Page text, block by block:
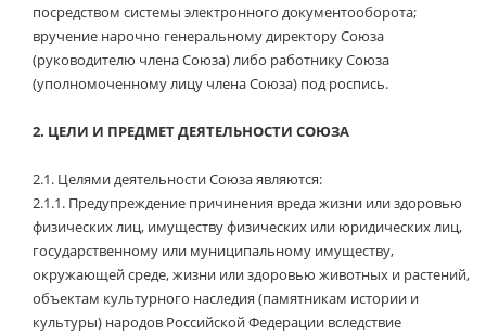
посредством системы электронного документооборота;
вручение нарочно генеральному директору Союза
(руководителю члена Союза) либо работнику Союза
(уполномоченному лицу члена Союза) под роспись.
2. ЦЕЛИ И ПРЕДМЕТ ДЕЯТЕЛЬНОСТИ СОЮЗА
2.1. Целями деятельности Союза являются:
2.1.1. Предупреждение причинения вреда жизни или здоровью
физических лиц, имуществу физических или юридических лиц,
государственному или муниципальному имуществу,
окружающей среде, жизни или здоровью животных и растений,
объектам культурного наследия (памятникам истории и
культуры) народов Российской Федерации вследствие